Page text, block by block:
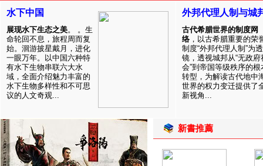
水下中国
展现水下生态之美。 。生
命轮回不息，旅程周而复
始。洄游披星戴月，进化
一眼万年。以中国六种特
有水下生物串联六大水
域，全面介绍魅力丰富的
水下生物多样性和不可思
议的人文奇观...
外邦代理人制与城
古代希腊世界的制度网
络 ，以古希腊重要的荣
制度“外邦代理人制”为透
镜，透视城邦从“无政府
会”到帝国等级秩序的根
转型，为解读古代地中
世界的权力变迁提供了
新视角...
新書推薦